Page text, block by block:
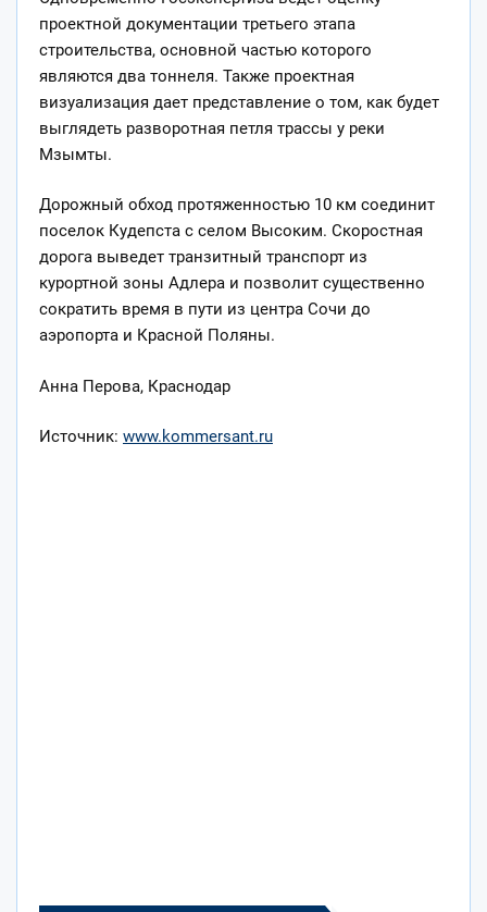
проектной документации третьего этапа
строительства, основной частью которого
являются два тоннеля. Также проектная
визуализация дает представление о том, как будет
выглядеть разворотная петля трассы у реки
Мзымты.
Дорожный обход протяженностью 10 км соединит
поселок Кудепста с селом Высоким. Скоростная
дорога выведет транзитный транспорт из
курортной зоны Адлера и позволит существенно
сократить время в пути из центра Сочи до
аэропорта и Красной Поляны.
Анна Перова, Краснодар
Источник: www.kommersant.ru